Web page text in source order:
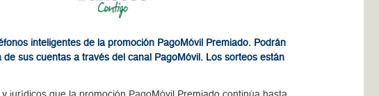
inteligentes de la promoción PagoMóvil Premiado. Podrán
sus cuentas a través del canal PagoMóvil. Los sorteos están